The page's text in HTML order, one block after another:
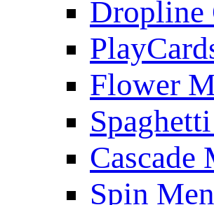
Dropline
Flower
Cascade
Spin